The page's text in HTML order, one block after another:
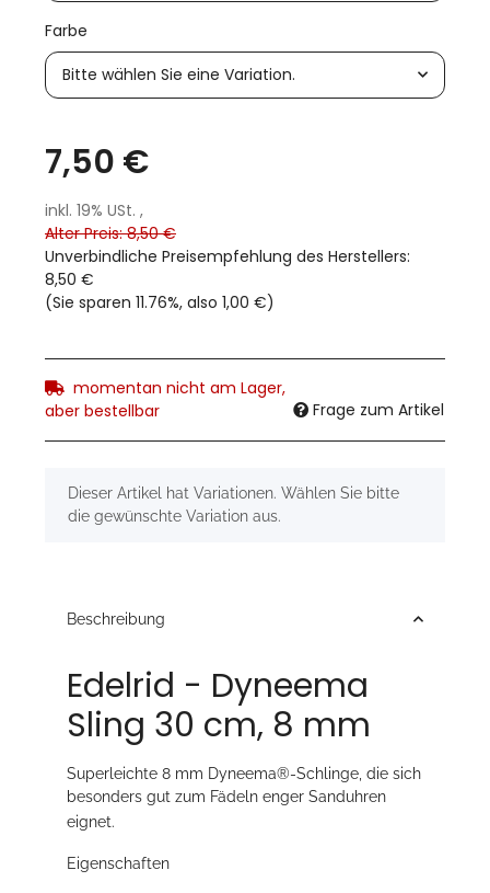
Farbe
Bitte wählen Sie eine Variation.
7,50 €
inkl. 19% USt. ,
Alter Preis: 8,50 €
Unverbindliche Preisempfehlung des Herstellers:
8,50 €
(Sie sparen 11.76%, also 1,00 €)
momentan nicht am Lager,
aber bestellbar
Frage zum Artikel
xDieser Artikel hat Variationen. Wählen Sie bitte
die gewünschte Variation aus.
Beschreibung
Edelrid - Dyneema
Sling 30 cm, 8 mm
Superleichte 8 mm Dyneema®-Schlinge, die sich
besonders gut zum Fädeln enger Sanduhren
eignet.
Eigenschaften